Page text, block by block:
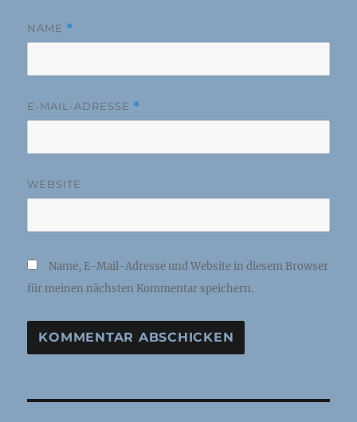
NAME *
E-MAIL-ADRESSE *
WEBSITE
Name, E-Mail-Adresse und Website in diesem Browser
für meinen nächsten Kommentar speichern.